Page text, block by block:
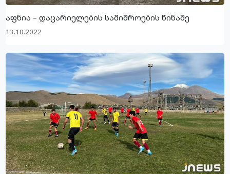
აფნია – დაცარიელების საშიშროების წინაშე
13.10.2022